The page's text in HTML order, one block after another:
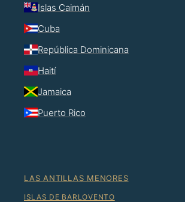
Islas Caimán
Cuba
República Dominicana
Haití
Jamaica
Puerto Rico
LAS ANTILLAS MENORES
ISLAS DE BARLOVENTO